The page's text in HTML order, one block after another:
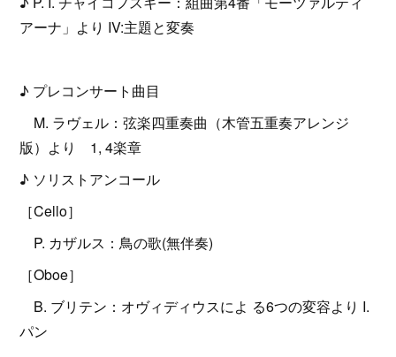
アーナ」より IV:主題と変奏
♪ プレコンサート曲目
M. ラヴェル：弦楽四重奏曲（木管五重奏アレンジ
版）より 1, 4楽章
♪ ソリストアンコール
［Cello］
P. カザルス：鳥の歌(無伴奏)
［Oboe］
B. ブリテン：オヴィディウスによ る6つの変容より I.
パン